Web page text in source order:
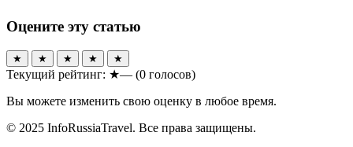
Оцените эту статью
★ ★ ★ ★ ★
Текущий рейтинг: ★— (0 голосов)
Вы можете изменить свою оценку в любое время.
© 2025 InfoRussiaTravel. Все права защищены.